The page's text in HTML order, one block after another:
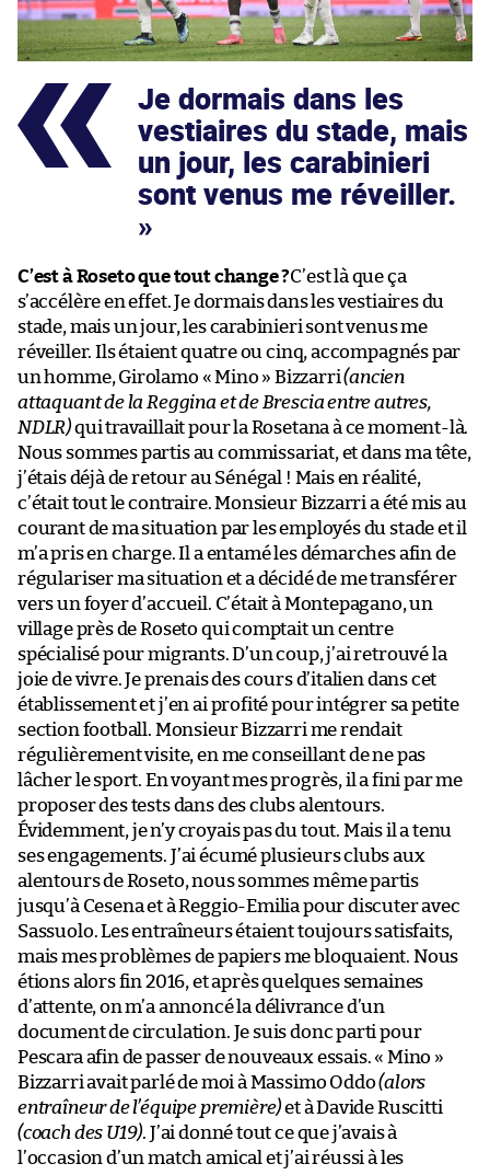
Je dormais dans les
vestiaires du stade, mais
un jour, les carabinieri
sont venus me réveiller.
C’est à Roseto que tout change ?C’est là que ça
s’accélère en effet. Je dormais dans les vestiaires du
stade, mais un jour, les carabinieri sont venus me
réveiller. Ils étaient quatre ou cinq, accompagnés par
un homme, Girolamo « Mino » Bizzarri(ancien
attaquant de la Reggina et de Brescia entre autres,
NDLR)qui travaillait pour la Rosetana à ce moment-là.
Nous sommes partis au commissariat, et dans ma tête,
j’étais déjà de retour au Sénégal ! Mais en réalité,
c’était tout le contraire. Monsieur Bizzarri a été mis au
courant de ma situation par les employés du stade et il
m’a pris en charge. Il a entamé les démarches afin de
régulariser ma situation et a décidé de me transférer
vers un foyer d’accueil. C’était à Montepagano, un
village près de Roseto qui comptait un centre
spécialisé pour migrants. D’un coup, j’ai retrouvé la
joie de vivre. Je prenais des cours d’italien dans cet
établissement et j’en ai profité pour intégrer sa petite
section football. Monsieur Bizzarri me rendait
régulièrement visite, en me conseillant de ne pas
lâcher le sport. En voyant mes progrès, il a fini par me
proposer des tests dans des clubs alentours.
Évidemment, je n’y croyais pas du tout. Mais il a tenu
ses engagements. J’ai écumé plusieurs clubs aux
alentours de Roseto, nous sommes même partis
jusqu’à Cesena et à Reggio-Emilia pour discuter avec
Sassuolo. Les entraîneurs étaient toujours satisfaits,
mais mes problèmes de papiers me bloquaient. Nous
étions alors fin 2016, et après quelques semaines
d’attente, on m’a annoncé la délivrance d’un
document de circulation. Je suis donc parti pour
Pescara afin de passer de nouveaux essais. « Mino »
Bizzarri avait parlé de moi à Massimo Oddo(alors
entraîneur de l’équipe première)et à Davide Ruscitti
(coach des U19). J’ai donné tout ce que j’avais à
l’occasion d’un match amical et j’ai réussi à les